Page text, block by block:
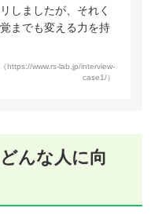
しましたが、それく
までも変える力を持
https://www.rs-lab.jp/interview-
case1/）
んな人に向